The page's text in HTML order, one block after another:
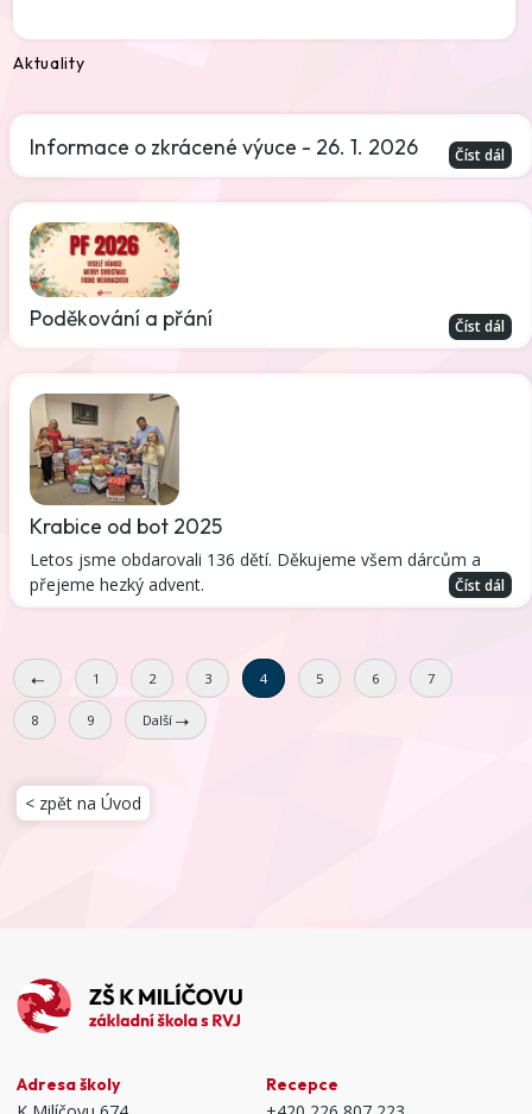
Aktuality
Informace o zkrácené výuce - 26. 1. 2026 Číst dál
Poděkování a přání Číst dál
Krabice od bot 2025
Letos jsme obdarovali 136 dětí. Děkujeme všem dárcům a
přejeme hezký advent.
Číst dál
1 2 3 4 5 6 7
8 9 Další
< zpět na Úvod
Adresa školy Recepce